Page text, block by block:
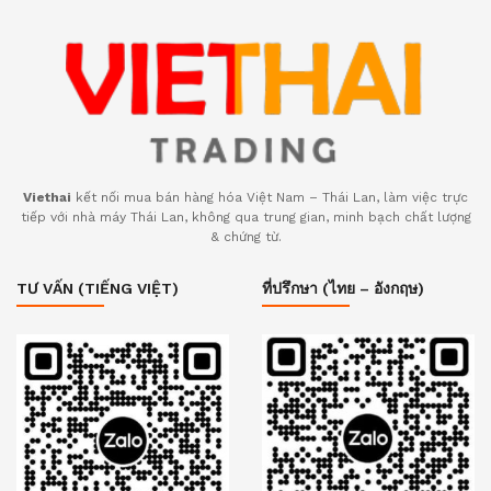
Viethai kết nối mua bán hàng hóa Việt Nam – Thái Lan, làm việc trực
tiếp với nhà máy Thái Lan, không qua trung gian, minh bạch chất lượng
& chứng từ.
TƯ VẤN (TIẾNG VIỆT) ที่ปรึกษา (ไทย – อังกฤษ)